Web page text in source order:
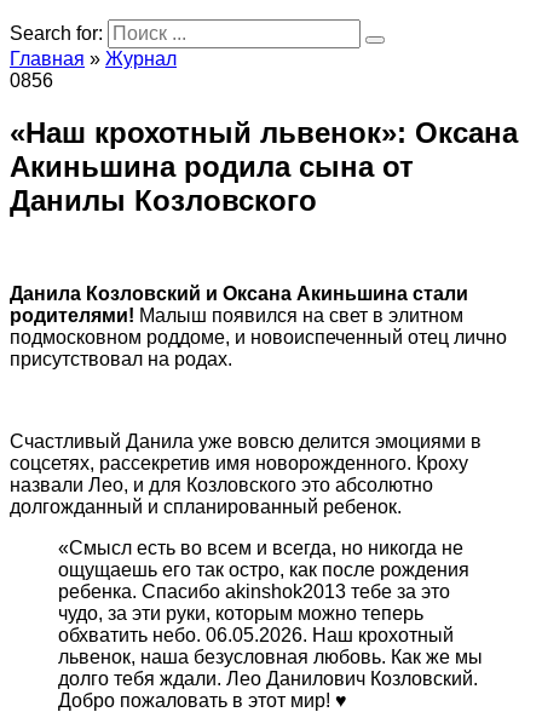
Search for:
Главная » Журнал
0856
«Наш крохотный львенок»: Оксана
Акиньшина родила сына от
Данилы Козловского
Данила Козловский и Оксана Акиньшина стали
родителями! Малыш появился на свет в элитном
подмосковном роддоме, и новоиспеченный отец лично
присутствовал на родах.
Счастливый Данила уже вовсю делится эмоциями в
соцсетях, рассекретив имя новорожденного. Кроху
назвали Лео, и для Козловского это абсолютно
долгожданный и спланированный ребенок.
«Смысл есть во всем и всегда, но никогда не
ощущаешь его так остро, как после рождения
ребенка. Спасибо akinshok2013 тебе за это
чудо, за эти руки, которым можно теперь
обхватить небо. 06.05.2026. Наш крохотный
львенок, наша безусловная любовь. Как же мы
долго тебя ждали. Лео Данилович Козловский.
Добро пожаловать в этот мир! ♥️